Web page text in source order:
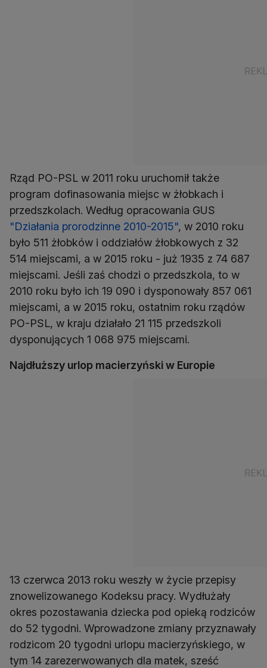
Rząd PO-PSL w 2011 roku uruchomił także
program dofinasowania miejsc w żłobkach i
przedszkolach. Według opracowania GUS
"Działania prorodzinne 2010-2015", w 2010 roku
było 511 żłobków i oddziałów żłobkowych z 32
514 miejscami, a w 2015 roku - już 1935 z 74 687
miejscami. Jeśli zaś chodzi o przedszkola, to w
2010 roku było ich 19 090 i dysponowały 857 061
miejscami, a w 2015 roku, ostatnim roku rządów
PO-PSL, w kraju działało 21 115 przedszkoli
dysponujących 1 068 975 miejscami.
Najdłuższy urlop macierzyński w Europie
13 czerwca 2013 roku weszły w życie przepisy
znowelizowanego Kodeksu pracy. Wydłużały
okres pozostawania dziecka pod opieką rodziców
do 52 tygodni. Wprowadzone zmiany przyznawały
rodzicom 20 tygodni urlopu macierzyńskiego, w
tym 14 zarezerwowanych dla matek, sześć